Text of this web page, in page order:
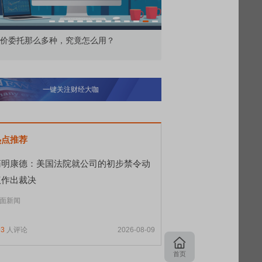
委托那么多种，究竟怎么用？
一键关注财经大咖
推荐
康德：美国法院就公司的初步禁令动
出裁决
新闻
人评论 2026-08-09
首页